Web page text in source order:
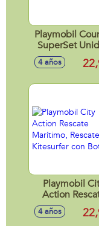
Playmobil
SuperSet
de Buceo
4 años
Playmobil
Action
Marítimo,
de Kitesurfer
4 años